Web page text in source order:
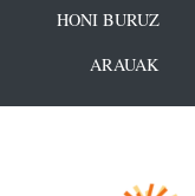
HONI BURUZ
ARAUAK